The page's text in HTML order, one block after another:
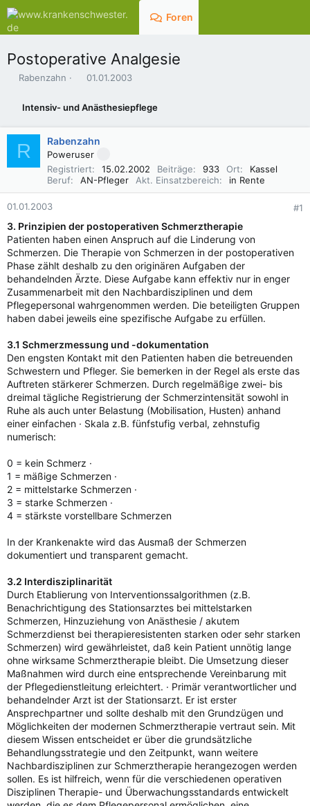
Foren
Postoperative Analgesie
E
e
Rabenzahn
E
t
e
l
l
a
01.01.2003
Intensiv- und Anästhesiepflege
R Rabenzahn
Poweruser
Registriert
15.02.2002 Beiträge 933 Ort
Kassel
Beruf
AN-Pfleger Akt. Einsatzbereich in Rente
01.01.2003 #1
3. Prinzipien der postoperativen Schmerztherapie
Patienten haben einen Anspruch auf die Linderung von
Schmerzen. Die Therapie von Schmerzen in der postoperativen
Phase zählt deshalb zu den originären Aufgaben der
behandelnden Ärzte. Diese Aufgabe kann effektiv nur in enger
Zusammenarbeit mit den Nachbardisziplinen und dem
Pflegepersonal wahrgenommen werden. Die beteiligten Gruppen
haben dabei jeweils eine spezifische Aufgabe zu erfüllen.
3.1 Schmerzmessung und -dokumentation
Den engsten Kontakt mit den Patienten haben die betreuenden
Schwestern und Pfleger. Sie bemerken in der Regel als erste das
Auftreten stärkerer Schmerzen. Durch regelmäßige zwei- bis
dreimal tägliche Registrierung der Schmerzintensität sowohl in
Ruhe als auch unter Belastung (Mobilisation, Husten) anhand
einer einfachen · Skala z.B. fünfstufig verbal, zehnstufig
numerisch:
0 = kein Schmerz ·
1 = mäßige Schmerzen ·
2 = mittelstarke Schmerzen ·
3 = starke Schmerzen ·
4 = stärkste vorstellbare Schmerzen
In der Krankenakte wird das Ausmaß der Schmerzen
dokumentiert und transparent gemacht.
3.2 Interdisziplinarität
Durch Etablierung von Interventionssalgorithmen (z.B.
Benachrichtigung des Stationsarztes bei mittelstarken
Schmerzen, Hinzuziehung von Anästhesie / akutem
Schmerzdienst bei therapieresistenten starken oder sehr starken
Schmerzen) wird gewährleistet, daß kein Patient unnötig lange
ohne wirksame Schmerztherapie bleibt. Die Umsetzung dieser
Maßnahmen wird durch eine entsprechende Vereinbarung mit
der Pflegedienstleitung erleichtert. · Primär verantwortlicher und
behandelnder Arzt ist der Stationsarzt. Er ist erster
Ansprechpartner und sollte deshalb mit den Grundzügen und
Möglichkeiten der modernen Schmerztherapie vertraut sein. Mit
diesem Wissen entscheidet er über die grundsätzliche
Behandlungsstrategie und den Zeitpunkt, wann weitere
Nachbardisziplinen zur Schmerztherapie herangezogen werden
sollen. Es ist hilfreich, wenn für die verschiedenen operativen
Disziplinen Therapie- und Überwachungsstandards entwickelt